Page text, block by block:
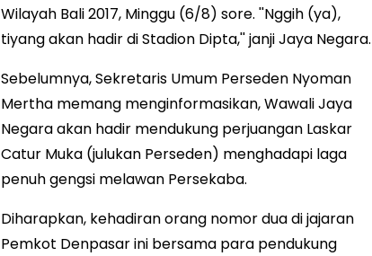
Wilayah Bali 2017, Minggu (6/8) sore. ''Nggih (ya),
tiyang akan hadir di Stadion Dipta,'' janji Jaya Negara.
Sebelumnya, Sekretaris Umum Perseden Nyoman
Mertha memang menginformasikan, Wawali Jaya
Negara akan hadir mendukung perjuangan Laskar
Catur Muka (julukan Perseden) menghadapi laga
penuh gengsi melawan Persekaba.
Diharapkan, kehadiran orang nomor dua di jajaran
Pemkot Denpasar ini bersama para pendukung